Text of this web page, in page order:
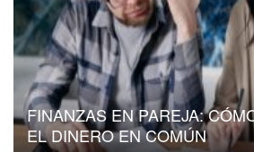
FINANZAS EN PAREJA:
EL DINERO EN COMÚN